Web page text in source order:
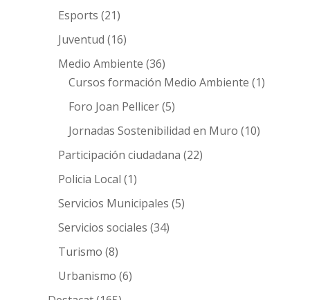
Esports (21)
Juventud (16)
Medio Ambiente (36)
Cursos formación Medio Ambiente (1)
Foro Joan Pellicer(5)
Jornadas Sostenibilidad en Muro (10)
Participación ciudadana (22)
Policia Local (1)
Servicios Municipales (5)
Servicios sociales (34)
Turismo (8)
Urbanismo (6)